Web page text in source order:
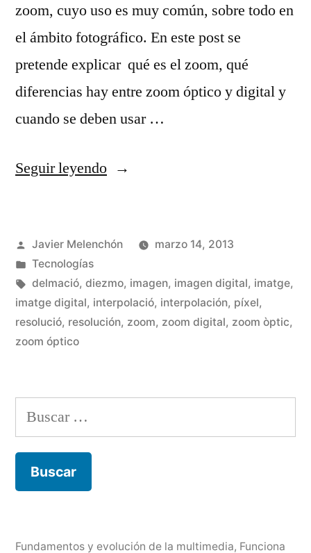
zoom, cuyo uso es muy común, sobre todo en
el ámbito fotográfico. En este post se
pretende explicar qué es el zoom, qué
diferencias hay entre zoom óptico y digital y
cuando se deben usar …
Seguir leyendo«Zoom
Zoom
digital»
Publicado
por
Javier Melenchón
marzo 14, 2013
Publicado
en
Tecnologías
Etiquetas:
delmació, diezmo, imagen, imagen digital, imatge,
imatge digital, interpolació, interpolación, píxel,
resolució, resolución, zoom, zoom digital, zoom òptic,
zoom óptico
Buscar:
Fundamentos y evolución de la multimedia, Funciona